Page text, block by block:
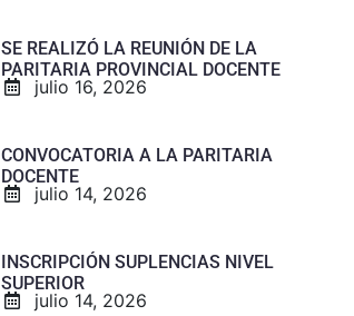
SE REALIZÓ LA REUNIÓN DE LA
PARITARIA PROVINCIAL DOCENTE
julio 16, 2026
CONVOCATORIA A LA PARITARIA
DOCENTE
julio 14, 2026
INSCRIPCIÓN SUPLENCIAS NIVEL
SUPERIOR
julio 14, 2026